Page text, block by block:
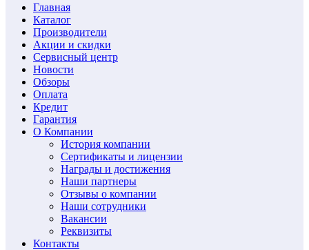
Главная
Каталог
Производители
Акции и скидки
Сервисный центр
Новости
Обзоры
Оплата
Кредит
Гарантия
О Компании
История компании
Сертификаты и лицензии
Награды и достижения
Наши партнеры
Отзывы о компании
Наши сотрудники
Вакансии
Реквизиты
Контакты